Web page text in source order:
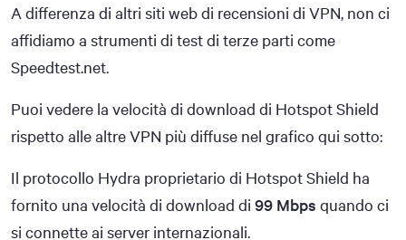
A differenza di altri siti web di recensioni di VPN, non ci
affidiamo a strumenti di test di terze parti come
Speedtest.net.
Puoi vedere la velocità di download di Hotspot Shield
rispetto alle altre VPN più diffuse nel grafico qui sotto:
Il protocollo Hydra proprietario di Hotspot Shield ha
fornito una velocità di download di 99 Mbps quando ci
si connette ai server internazionali.